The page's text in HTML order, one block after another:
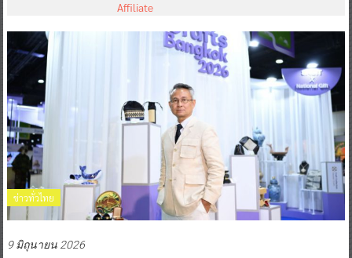
Affiliate
ข่าวทั่วไทย
9 มิถุนายน 2026